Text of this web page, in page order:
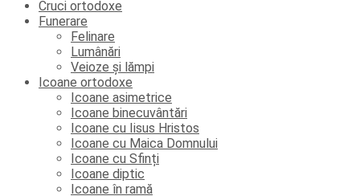
Cruci ortodoxe
Funerare
Felinare
Lumânări
Veioze și lămpi
Icoane ortodoxe
Icoane asimetrice
Icoane binecuvântări
Icoane cu Iisus Hristos
Icoane cu Maica Domnului
Icoane cu Sfinți
Icoane diptic
Icoane în ramă